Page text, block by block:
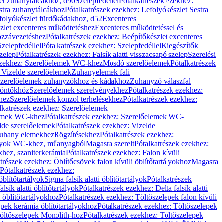
zuhanytálcákhozPótalkatrészek ezekhez: Lefolyókészlet Sestra
fürdőkádakhoz, d52Excenteres
excenteres működtetéshezExcenteres működtetéssel és
Pótalkatrészek ezekhez: Beépítőkészlet excenteres
Pótalkatrészek ezekhez: SzelepfedéllelKiegészítők
Pótalkatrészek ezekhez: Falsík alatti visszacsapó szelepSzerelési
Szerelőelemek WC-khezMosdó szerelőelemekPótalkatrészek
szerelőelemekZuhanyelemek fali
zuhanyzókhoz és kádakhozZuhanyzó válaszfal
Szerelőelemek szerelvényekhezPótalkatrészek ezekhez:
Szerelőelemek konzol terhelésekhezPótalkatrészek ezekhez:
ezekhez: Szerelőelemek
WC-khezPótalkatrészek ezekhez: Szerelőelemek WC-
szerelőelemekPótalkatrészek ezekhez: Vizelde
elemekhezRögzítésekhezPótalkatrészek ezekhez:
WC-khez, műanyagbólMagasra szereltPótalkatrészek ezekhez:
szaniterkerámiaPótalkatrészek ezekhez: Falon kívüli
ezekhez: Öblítőcsövek falon kívüli öblítőtartályokhozMagasra
Pótalkatrészek ezekhez:
Sigma falsík alatti öblítőtartályokPótalkatrészek
alatti öblítőtartályokPótalkatrészek ezekhez: Delta falsík alatti
Pótalkatrészek ezekhez: Töltőszelepek falon kívüli
kerámia öblítőtartályokhozPótalkatrészek ezekhez: Töltőszelepek
Monolith-hozPótalkatrészek ezekhez: Töltőszelepek